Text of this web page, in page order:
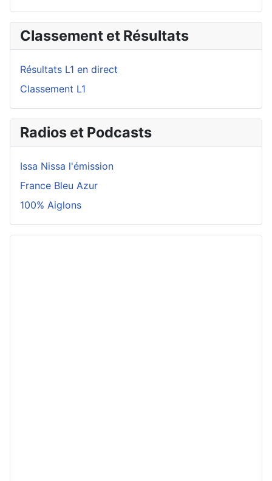
Classement et Résultats
Résultats L1 en direct
Classement L1
Radios et Podcasts
Issa Nissa l'émission
France Bleu Azur
100% Aiglons